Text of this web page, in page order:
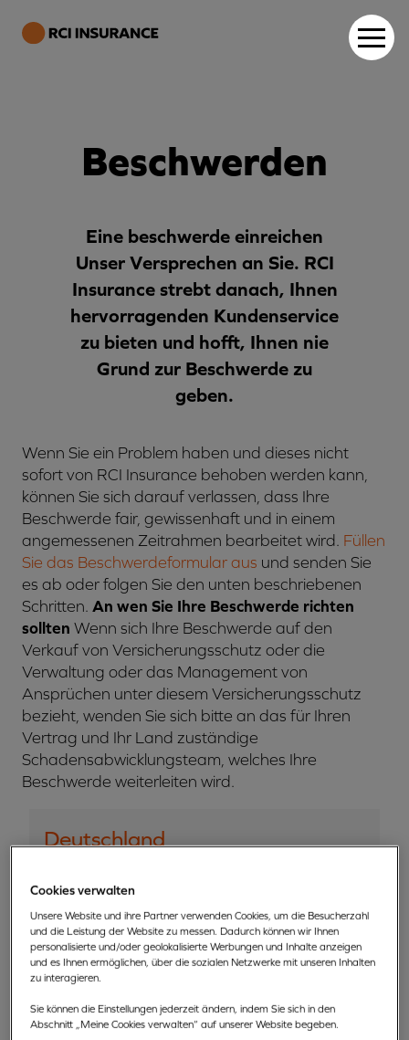
Beschwerden
Eine beschwerde einreichen
Unser Versprechen an Sie. RCI
Insurance strebt danach, Ihnen
hervorragenden Kundenservice
zu bieten und hofft, Ihnen nie
Grund zur Beschwerde zu
geben.
Wenn Sie ein Problem haben und dieses nicht
sofort von RCI Insurance behoben werden kann,
können Sie sich darauf verlassen, dass Ihre
Beschwerde fair, gewissenhaft und in einem
angemessenen Zeitrahmen bearbeitet wird. Füllen
Sie das Beschwerdeformular aus und senden Sie
es ab oder folgen Sie den unten beschriebenen
Schritten. An wen Sie Ihre Beschwerde richten
sollten Wenn sich Ihre Beschwerde auf den
Verkauf von Versicherungsschutz oder die
Verwaltung oder das Management von
Ansprüchen unter diesem Versicherungsschutz
bezieht, wenden Sie sich bitte an das für Ihren
Vertrag und Ihr Land zuständige
Schadensabwicklungsteam, welches Ihre
Beschwerde weiterleiten wird.
Deutschland
Für Verträge, die am / vor dem 31.12.2013
FidesSecur Versicherungs- und
Wirtschaftsdienst Versicherungsmakler GmbH,
Carl-Wery-Straße 18, 81 739, Muenchen.
+49 89 2199 52787
Cookies verwalten
Unsere Website und ihre Partner verwenden Cookies, um die Besucherzahl
und die Leistung der Website zu messen. Dadurch können wir Ihnen
personalisierte und/oder geolokalisierte Werbungen und Inhalte anzeigen
und es Ihnen ermöglichen, über die sozialen Netzwerke mit unseren Inhalten
zu interagieren.
Sie können die Einstellungen jederzeit ändern, indem Sie sich in den
Abschnitt „Meine Cookies verwalten“ auf unserer Website begeben.